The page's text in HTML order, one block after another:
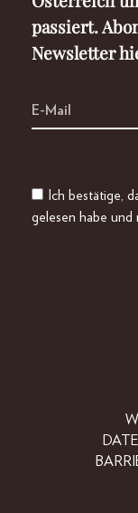
passiert.
Newsletter
Ich bestätige,
gelesen habe und